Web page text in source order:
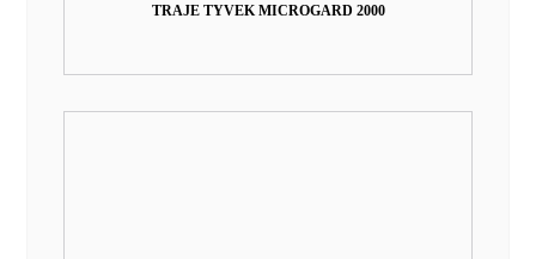
TRAJE TYVEK MICROGARD 2000